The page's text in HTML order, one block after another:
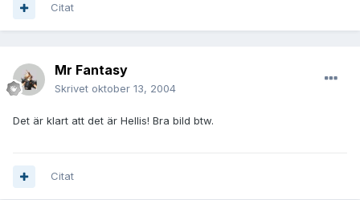
Citat
Mr Fantasy
Skrivet oktober 13, 2004
Det är klart att det är Hellis! Bra bild btw.
Citat